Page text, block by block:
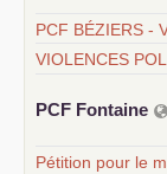
PCF BÉZIERS -
VIOLENCES
PCF Fontaine
Pétition pour le